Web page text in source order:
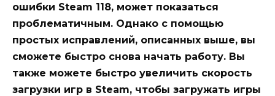
ошибки Steam 118, может показаться
проблематичным. Однако с помощью
простых исправлений, описанных выше, вы
сможете быстро снова начать работу. Вы
также можете быстро увеличить скорость
загрузки игр в Steam, чтобы загружать игры